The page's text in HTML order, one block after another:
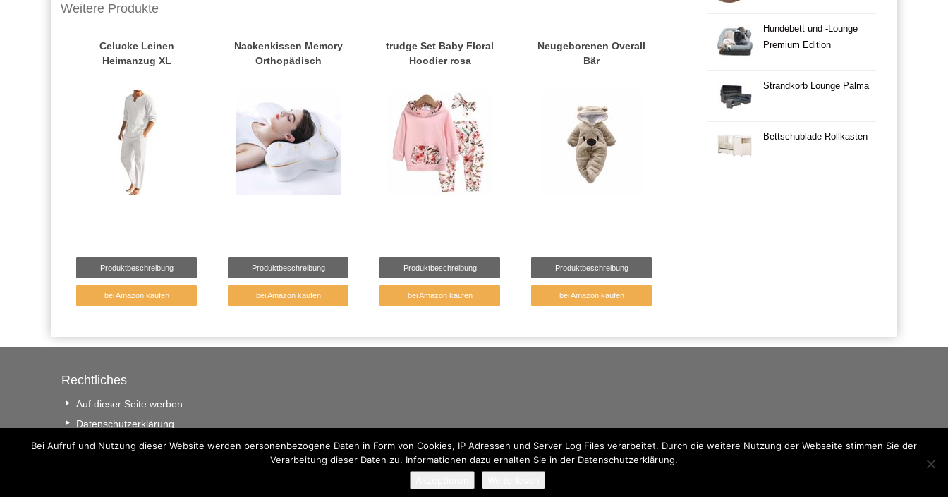
Weitere Produkte
Celucke Leinen
Heimanzug XL
Produktbeschreibung
bei Amazon kaufen
Nackenkissen Memory
Orthopädisch
Produktbeschreibung
bei Amazon kaufen
trudge Set Baby Floral
Hoodier rosa
Produktbeschreibung
bei Amazon kaufen
Neugeborenen Overall
Bär
Produktbeschreibung
bei Amazon kaufen
Hundebett und -Lounge
Premium Edition
Strandkorb Lounge Palma
Bettschublade Rollkasten
Rechtliches
Auf dieser Seite werben
Datenschutzerklärung
Impressum
Bei Aufruf und Nutzung dieser Website werden personenbezogene Daten in Form von Cookies, IP Adressen und Server Log Files verarbeitet. Durch die weitere Nutzung der Webseite stimmen Sie der
Verarbeitung dieser Daten zu. Informationen dazu erhalten Sie in der Datenschutzerklärung.